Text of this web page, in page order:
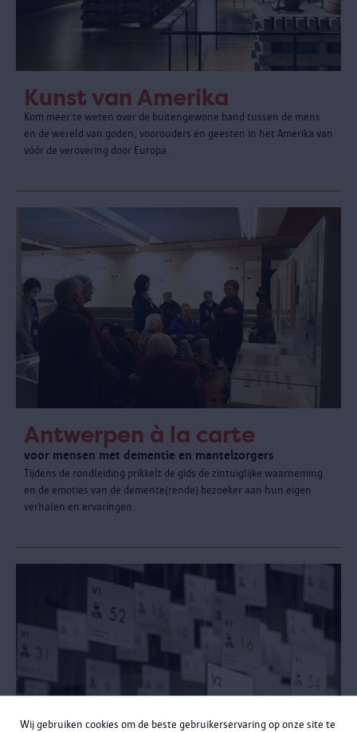
Wij gebruiken cookies om de beste gebruikerservaring op onze site te
Kunst van Amerika
Kom meer te weten over de buitengewone band tussen de mens
en de wereld van goden, voorouders en geesten in het Amerika van
vóór de verovering door Europa.
Antwerpen à la carte
voor mensen met dementie en mantelzorgers
Tijdens de rondleiding prikkelt de gids de zintuiglijke waarneming
en de emoties van de demente(rende) bezoeker aan hun eigen
verhalen en ervaringen.